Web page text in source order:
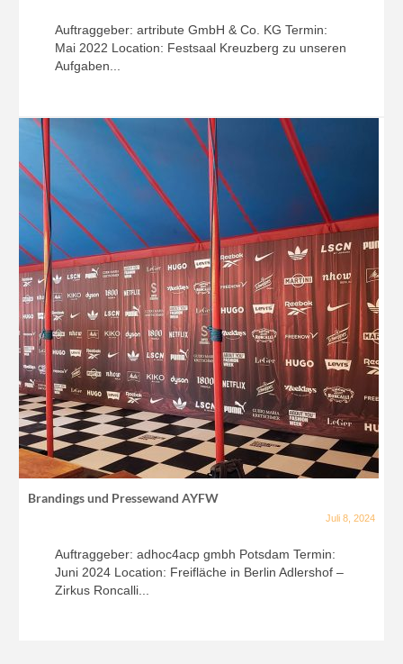
Auftraggeber: artribute GmbH & Co. KG Termin:
Mai 2022 Location: Festsaal Kreuzberg zu unseren
Aufgaben...
Brandings und Pressewand AYFW
Juli 8, 2024
Auftraggeber: adhoc4acp gmbh Potsdam Termin:
Juni 2024 Location: Freifläche in Berlin Adlershof –
Zirkus Roncalli...